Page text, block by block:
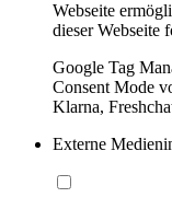
Webseite
dieser Webseite
Google Tag
Consent Mode
Klarna,
Externe